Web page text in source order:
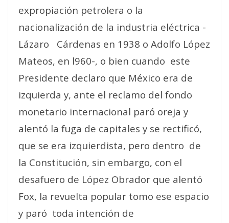
expropiación petrolera o la
nacionalización de la industria eléctrica -
Lázaro Cárdenas en 1938 o Adolfo López
Mateos, en l960-, o bien cuando este
Presidente declaro que México era de
izquierda y, ante el reclamo del fondo
monetario internacional paró oreja y
alentó la fuga de capitales y se rectificó,
que se era izquierdista, pero dentro de
la Constitución, sin embargo, con el
desafuero de López Obrador que alentó
Fox, la revuelta popular tomo ese espacio
y paró toda intención de